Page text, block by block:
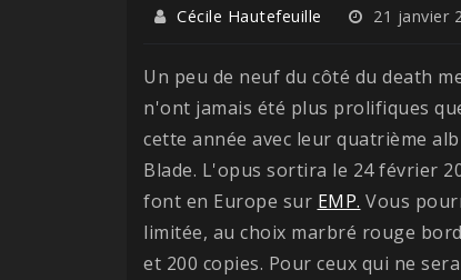
Cécile Hautefeuille 21 janvier
Un peu de neuf du côté du death
n'ont jamais été plus prolifiques
cette année avec leur quatrième
Blade. L'opus sortira le 24 février
font en Europe sur EMP. Vous
limitée, au choix marbré rouge
et 200 copies. Pour ceux qui ne